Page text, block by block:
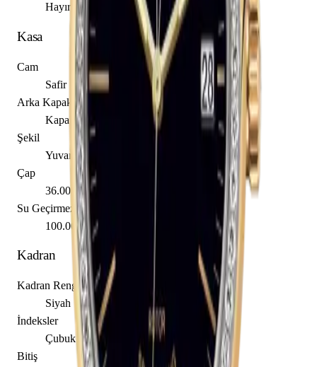
Hayır
Kasa
Cam
Safir
Arka Kapak
Kapalı
Şekil
Yuvarlak
Çap
36.00 mm
Su Geçirmezlik
100.00 m
Kadran
Kadran Rengi
Siyah
İndeksler
Çubuk / Nokta
Bitiş